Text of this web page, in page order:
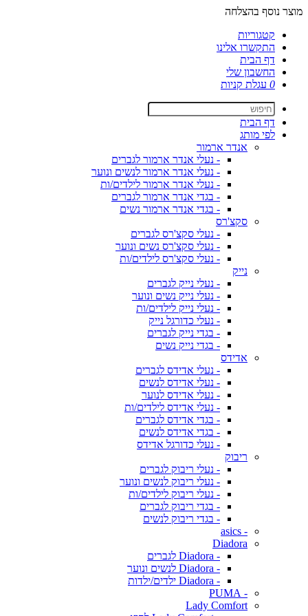
מוצר נוסף בהצלחה
קטגוריות
התקשרו אלינו
דף הבית
החשבון שלי
0 עגלת קניות
דף הבית
לפי מותג
אנדר ארמור
- נעלי אנדר ארמור לגברים
- נעלי אנדר ארמור לנשים ונוער
- נעלי אנדר ארמור לילדים/ות
- בגדי אנדר ארמור לגברים
- בגדי אנדר ארמור נשים
סקצ'רס
- נעלי סקצ'רס לגברים
- נעלי סקצ'רס נשים ונוער
- נעלי סקצ'רס לילדים/ות
נייק
- נעלי נייק לגברים
- נעלי נייק נשים ונוער
- נעלי נייק לילדים/ות
- נעלי כדורגל נייק
- בגדי נייק לגברים
- בגדי נייק נשים
אדידס
- נעלי אדידס לגברים
- נעלי אדידס לנשים
- נעלי אדידס לנוער
- נעלי אדידס לילדים/ות
- בגדי אדידס לגברים
- בגדי אדידס לנשים
- נעלי כדורגל אדידס
ריבוק
- נעלי ריבוק לגברים
- נעלי ריבוק לנשים ונוער
- נעלי ריבוק לילדים/ות
- בגדי ריבוק לגברים
- בגדי ריבוק לנשים
- asics
Diadora
- Diadora לגברים
- Diadora לנשים ונוער
- Diadora ילדים/ילדות
- PUMA
Lady Comfort